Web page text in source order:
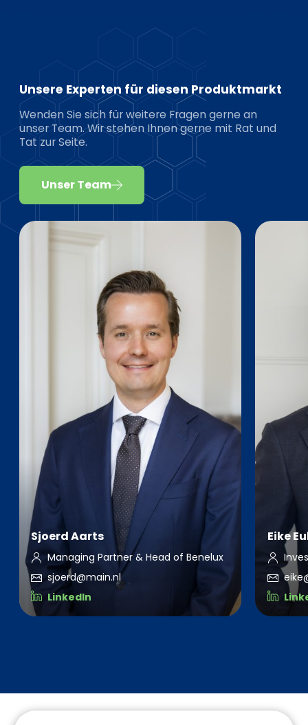
Unsere Experten für diesen Produktmarkt
Wenden Sie sich für weitere Fragen gerne an
unser Team. Wir stehen Ihnen gerne mit Rat und
Tat zur Seite.
Unser Team
Sjoerd Aarts
Managing Partner & Head of Benelux
sjoerd@main.nl
LinkedIn
Eike